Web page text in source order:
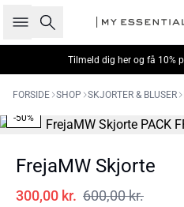
Søg
Tilmeld dig her og få 10%
FORSIDE SHOP SKJORTER & BLUSER
-50%
FrejaMW Skjorte
300,00 kr. 600,00 kr.